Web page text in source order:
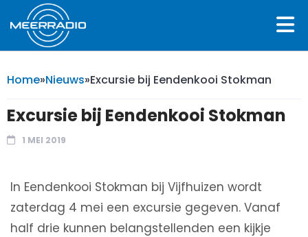
Home»Nieuws»Excursie bij Eendenkooi Stokman
Excursie bij Eendenkooi Stokman
1 MEI 2019
In Eendenkooi Stokman bij Vijfhuizen wordt
zaterdag 4 mei een excursie gegeven. Vanaf
half drie kunnen belangstellenden een kijkje